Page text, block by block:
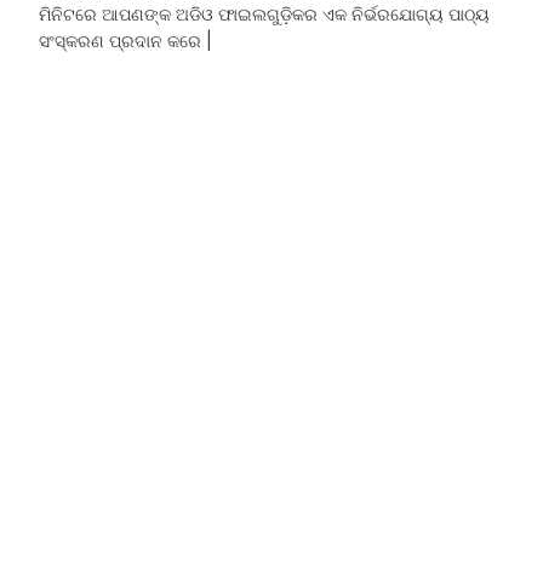
ମିନିଟରେ ଆପଣଙ୍କ ଅଡିଓ ଫାଇଲଗୁଡ଼ିକର ଏକ ନିର୍ଭରଯୋଗ୍ୟ ପାଠ୍ୟ
ସଂସ୍କରଣ ପ୍ରଦାନ କରେ |